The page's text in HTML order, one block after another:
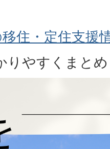
住・定住支援
りやすくまと